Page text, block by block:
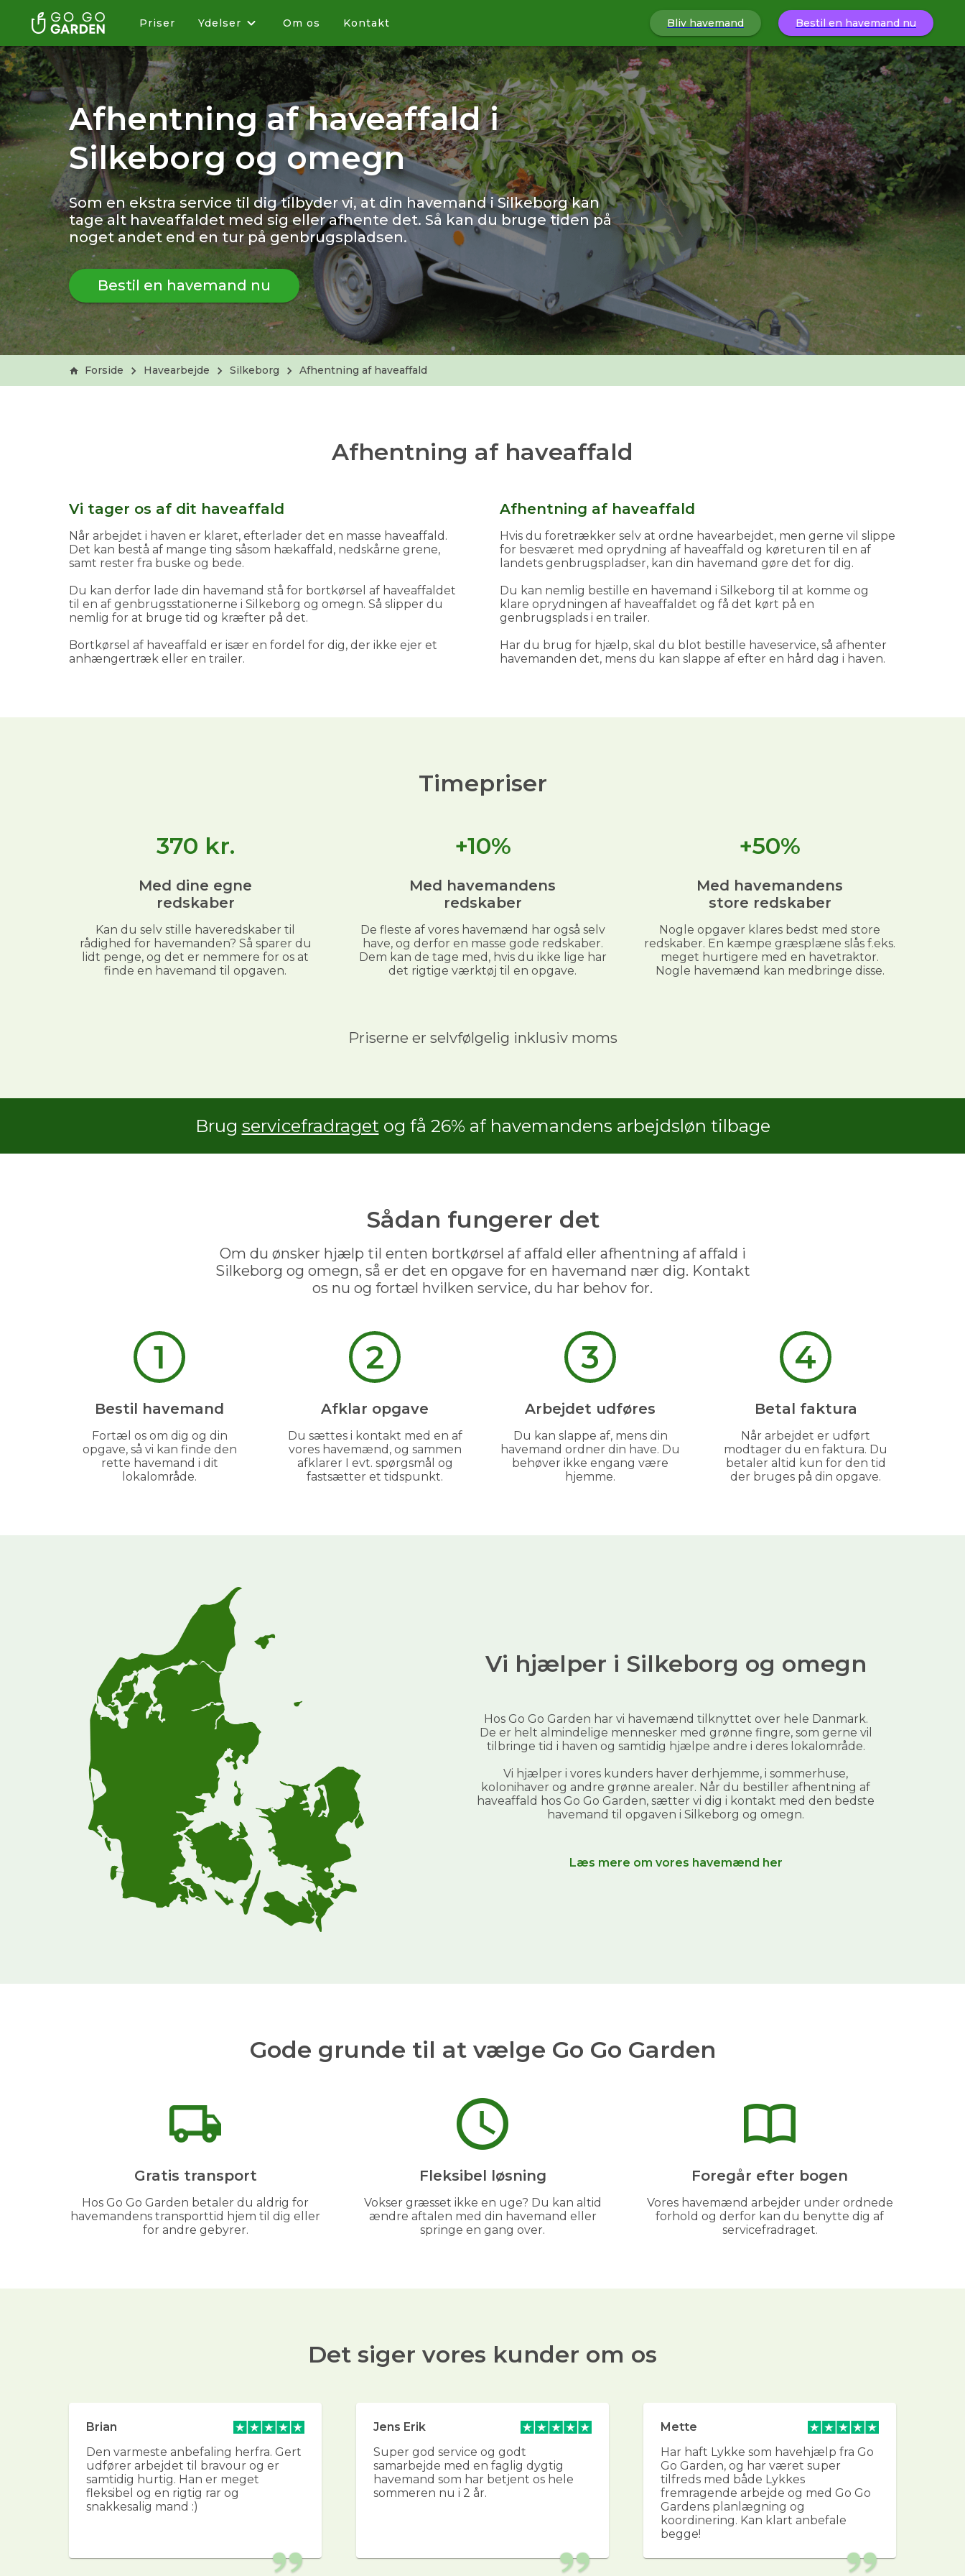
Priser Ydelser Om os Kontakt Bliv havemand Bestil en havemand nu
Afhentning af haveaffald i
Silkeborg og omegn
Som en ekstra service til dig tilbyder vi, at din havemand i Silkeborg kan
tage alt haveaffaldet med sig eller afhente det. Så kan du bruge tiden på
noget andet end en tur på genbrugspladsen.
Bestil en havemand nu
Forside Havearbejde Silkeborg Afhentning af haveaffald
Afhentning af haveaffald
Vi tager os af dit haveaffald
Når arbejdet i haven er klaret, efterlader det en masse haveaffald.
Det kan bestå af mange ting såsom hækaffald, nedskårne grene,
samt rester fra buske og bede.
Du kan derfor lade din havemand stå for bortkørsel af haveaffaldet
til en af genbrugsstationerne i Silkeborg og omegn. Så slipper du
nemlig for at bruge tid og kræfter på det.
Bortkørsel af haveaffald er især en fordel for dig, der ikke ejer et
anhængertræk eller en trailer.
Afhentning af haveaffald
Hvis du foretrækker selv at ordne havearbejdet, men gerne vil slippe
for besværet med oprydning af haveaffald og køreturen til en af
landets genbrugspladser, kan din havemand gøre det for dig.
Du kan nemlig bestille en havemand i Silkeborg til at komme og
klare oprydningen af haveaffaldet og få det kørt på en
genbrugsplads i en trailer.
Har du brug for hjælp, skal du blot bestille haveservice, så afhenter
havemanden det, mens du kan slappe af efter en hård dag i haven.
Timepriser
370 kr.
Med dine egne
redskaber
Kan du selv stille haveredskaber til
rådighed for havemanden? Så sparer du
lidt penge, og det er nemmere for os at
finde en havemand til opgaven.
+10%
Med havemandens
redskaber
De fleste af vores havemænd har også selv
have, og derfor en masse gode redskaber.
Dem kan de tage med, hvis du ikke lige har
det rigtige værktøj til en opgave.
+50%
Med havemandens
store redskaber
Nogle opgaver klares bedst med store
redskaber. En kæmpe græsplæne slås f.eks.
meget hurtigere med en havetraktor.
Nogle havemænd kan medbringe disse.
Priserne er selvfølgelig inklusiv moms
Brug servicefradragetog få 26% af havemandens arbejdsløn tilbage
Sådan fungerer det
Om du ønsker hjælp til enten bortkørsel af affald eller afhentning af affald i
Silkeborg og omegn, så er det en opgave for en havemand nær dig. Kontakt
os nu og fortæl hvilken service, du har behov for.
1
Bestil havemand
Fortæl os om dig og din
opgave, så vi kan finde den
rette havemand i dit
lokalområde.
2
Afklar opgave
Du sættes i kontakt med en af
vores havemænd, og sammen
afklarer I evt. spørgsmål og
fastsætter et tidspunkt.
3
Arbejdet udføres
Du kan slappe af, mens din
havemand ordner din have. Du
behøver ikke engang være
hjemme.
4
Betal faktura
Når arbejdet er udført
modtager du en faktura. Du
betaler altid kun for den tid
der bruges på din opgave.
Vi hjælper i Silkeborg og omegn
Hos Go Go Garden har vi havemænd tilknyttet over hele Danmark.
De er helt almindelige mennesker med grønne fingre, som gerne vil
tilbringe tid i haven og samtidig hjælpe andre i deres lokalområde.
Vi hjælper i vores kunders haver derhjemme, i sommerhuse,
kolonihaver og andre grønne arealer. Når du bestillerafhentning af
haveaffald hos Go Go Garden, sætter vi dig i kontakt med den bedste
havemand til opgaven iSilkeborg og omegn.
Læs mere om vores havemænd her
Gode grunde til at vælge Go Go Garden
Gratis transport
Hos Go Go Garden betaler du aldrig for
havemandens transporttid hjem til dig eller
for andre gebyrer.
Fleksibel løsning
Vokser græsset ikke en uge? Du kan altid
ændre aftalen med din havemand eller
springe en gang over.
Foregår efter bogen
Vores havemænd arbejder under ordnede
forhold og derfor kan du benytte dig af
servicefradraget.
Det siger vores kunder om os
Brian
Den varmeste anbefaling herfra. Gert
udfører arbejdet til bravour og er
samtidig hurtig. Han er meget
fleksibel og en rigtig rar og
snakkesalig mand :)
Jens Erik
Super god service og godt
samarbejde med en faglig dygtig
havemand som har betjent os hele
sommeren nu i 2 år.
Mette
Har haft Lykke som havehjælp fra Go
Go Garden, og har været super
tilfreds med både Lykkes
fremragende arbejde og med Go Go
Gardens planlægning og
koordinering. Kan klart anbefale
begge!
GRATIS PRISESTIMAT
Hvad koster det egentligat få
Email
Send mig prisguiden →
Du giver samtidig tilladelse til at modtage nyhedsbreve fra Go
Nej tak, jeg klarer haven selv